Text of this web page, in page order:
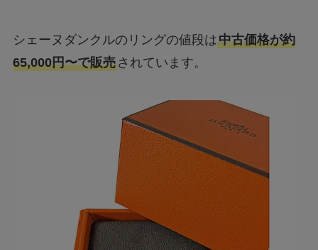
シェーヌダンクルのリングの値段は中古価格が約
65,000円〜で販売されています。